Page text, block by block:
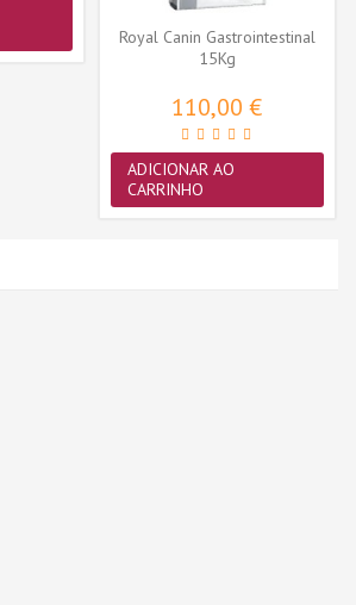
Royal Canin Gastrointestinal
15Kg
110,00 €
ADICIONAR AO
CARRINHO